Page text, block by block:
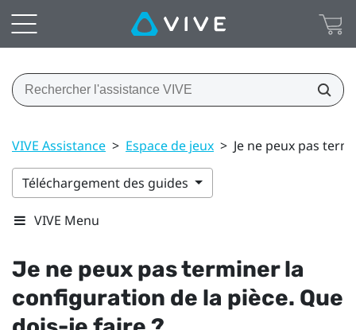
VIVE Assistance > Espace de jeux > Je ne peux pas
Téléchargement des guides
VIVE Menu
Je ne peux pas terminer la
configuration de la pièce. Que